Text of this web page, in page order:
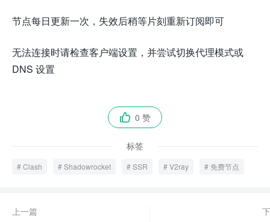
节点每日更新一次，失效后稍等片刻重新订阅即可
无法连接时请检查客户端设置，并尝试切换代理模式或
DNS 设置
 0 赞
标签
Clash Shadowrocket SSR V2ray 免费节点
上一篇